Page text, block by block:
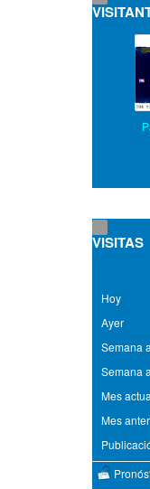
VISITAS
Hoy
Ayer
Semana
Semana
Mes
Mes